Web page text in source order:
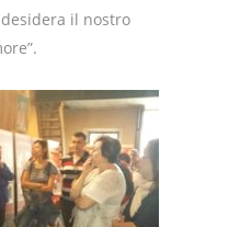
il nostro